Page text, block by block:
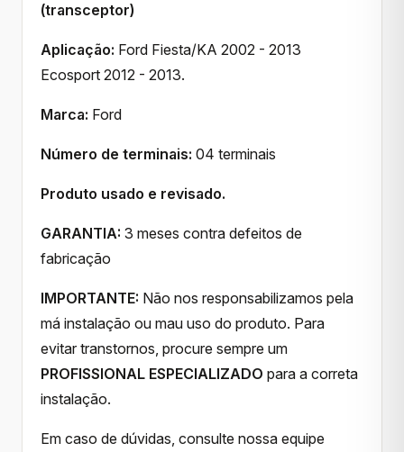
(transceptor)
Aplicação: Ford Fiesta/KA 2002 - 2013
Ecosport 2012 - 2013.
Marca: Ford
Número de terminais: 04 terminais
Produto usado e revisado.
GARANTIA: 3 meses contra defeitos de
fabricação
IMPORTANTE: Não nos responsabilizamos pela
má instalação ou mau uso do produto. Para
evitar transtornos, procure sempre um
PROFISSIONAL ESPECIALIZADO para a correta
instalação.
Em caso de dúvidas, consulte nossa equipe